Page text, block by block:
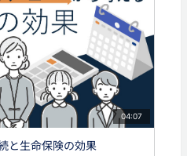
04:07
と生命保険の効果